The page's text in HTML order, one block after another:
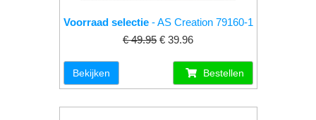
Voorraad selectie- AS Creation 79160-1
€ 49.95 € 39.96
Bekijken Bestellen